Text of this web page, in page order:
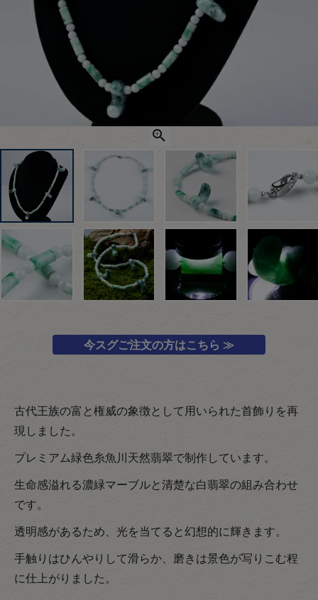
今スグご注文の方はこちら ≫
古代王族の富と権威の象徴として用いられた首飾りを再
現しました。
プレミアム緑色糸魚川天然翡翠で制作しています。
生命感溢れる濃緑マーブルと清楚な白翡翠の組み合わせ
です。
透明感があるため、光を当てると幻想的に輝きます。
手触りはひんやりして滑らか、磨きは景色が写りこむ程
に仕上がりました。